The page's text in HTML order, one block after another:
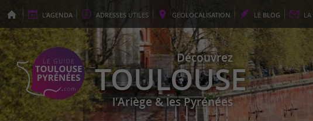
L'AGENDA ADRESSES UTILES GEOLOCALISATION LE BLOG LA
Découvrez
TOULOUSE
l'Ariège & les Pyrénées